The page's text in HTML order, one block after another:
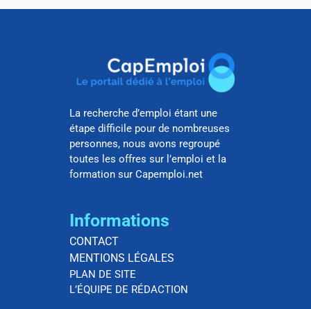
La recherche d’emploi étant une
étape difficile pour de nombreuses
personnes, nous avons regroupé
toutes les offres sur l’emploi et la
formation sur Capemploi.net
Informations
CONTACT
MENTIONS LÉGALES
PLAN DE SITE
L’ÉQUIPE DE RÉDACTION